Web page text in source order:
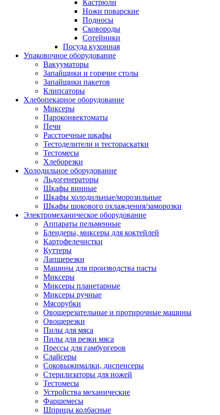
Кастрюли
Ножи поварские
Подносы
Сковороды
Сотейники
Посуда кухонная
Упаковочное оборудование
Вакууматоры
Запайщики и горячие столы
Запайщики пакетов
Клипсаторы
Хлебопекарное оборудование
Миксеры
Пароконвектоматы
Печи
Расстоечные шкафы
Тестоделители и тестораскатки
Тестомесы
Хлеборезки
Холодильное оборудование
Льдогенераторы
Шкафы винные
Шкафы холодильные/морозильные
Шкафы шокового охлаждения/заморозки
Электромеханическое оборудование
Аппараты пельменные
Блендеры, миксеры для коктейлей
Картофелечистки
Куттеры
Лапшерезки
Машины для производства пасты
Миксеры
Миксеры планетарные
Миксеры ручные
Мясорубки
Овощерезательные и протирочные машины
Овощерезки
Пилы для мяса
Пилы для резки мяса
Прессы для гамбургеров
Слайсеры
Соковыжималки, диспенсеры
Стерилизаторы для ножей
Тестомесы
Устройства механические
Фаршемесы
Шприцы колбасные